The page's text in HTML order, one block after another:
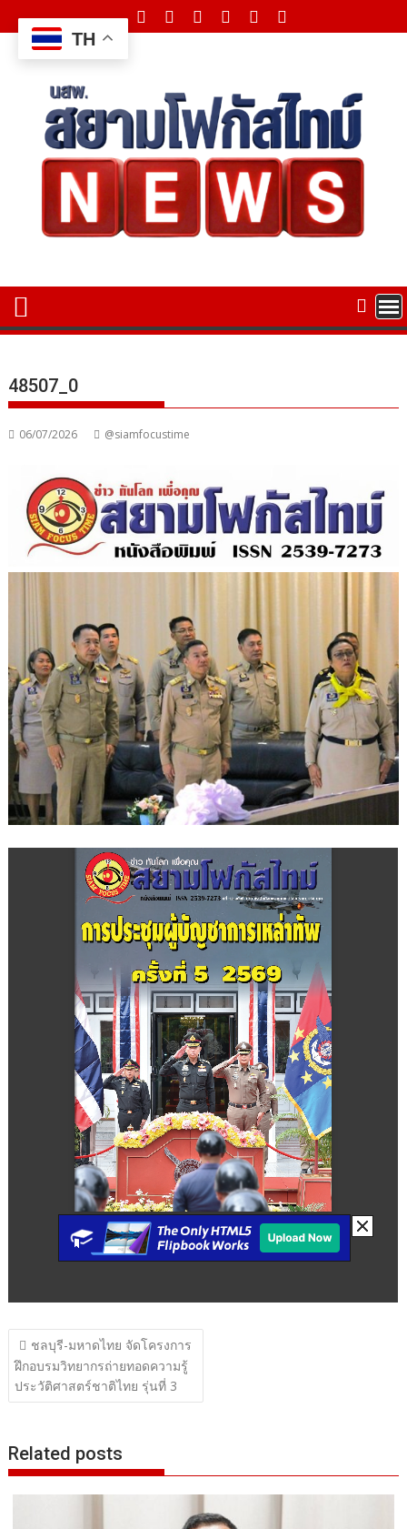
to
content
48507_0
06/07/2026 @siamfocustime
แนะแนว
เรื่อง
ชลบุรี-มหาดไทย จัดโครงการ
ฝึกอบรมวิทยากรถ่ายทอดความรู้
ประวัติศาสตร์ชาติไทย รุ่นที่ 3
Related posts
TH